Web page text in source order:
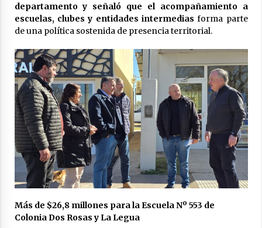
departamento y señaló que el acompañamiento a
escuelas, clubes y entidades intermedias forma parte
de una política sostenida de presencia territorial.
Más de $26,8 millones para la Escuela Nº 553 de
Colonia Dos Rosas y La Legua